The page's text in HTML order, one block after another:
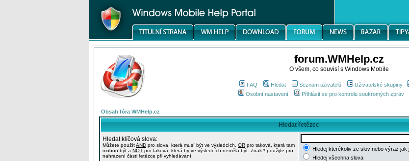
forum.WMHelp.cz
O všem, co souvisí s Windows Mobile
FAQ Hledat Seznam uživatelů Uživatelské skupiny
Osobní nastavení
Přihlásit se pro kontrolu soukromých zpráv
Obsah fóra WMHelp.cz
Hledat řetězec
Hledat klíčová slova:
Můžete použítAND pro slova, která musí být ve výsledcích, OR pro taková, která tam
mohou být a NOT pro taková, která by ve výsledcích neměla být. Znak * použijte pro
nahrazení části řetězce při vyhledávání.
Hledej kterékoliv ze slov nebo výraz jak
Hledej všechna slova